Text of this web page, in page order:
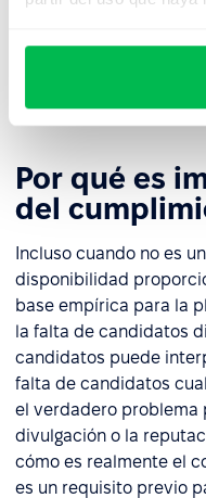
género en todas las
Por qué es
del
Incluso cuando no es
disponibilidad
base empírica para la
la falta de candidatos
candidatos puede
falta de candidatos
el verdadero problema
divulgación o la
cómo es realmente el
es un requisito previo